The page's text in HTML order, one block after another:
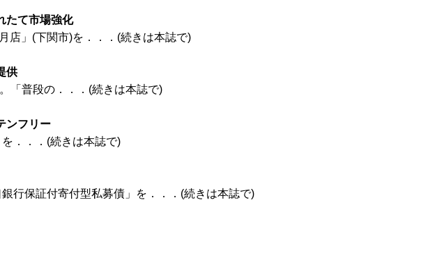
たて市場強化
店」(下関市)を．．．(続きは本誌で)
供
「普段の．．．(続きは本誌で)
ンフリー
．．．(続きは本誌で)
行保証付寄付型私募債」を．．．(続きは本誌で)